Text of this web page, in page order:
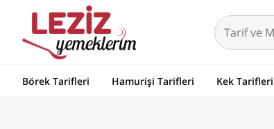
Börek Tarifleri Hamurişi Tarifleri Kek Tarifleri